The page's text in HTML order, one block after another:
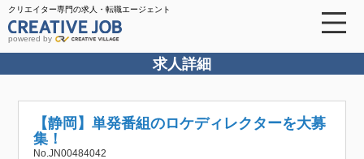
クリエイター専門の求人・転職エージェント
powered by
求人詳細
【静岡】単発番組のロケディレクターを大募
集！
No.JN00484042